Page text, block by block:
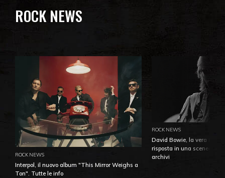
ROCK NEWS
ROCK NEWS
Interpol, il nuovo album "This Mirror Weighs a
Ton". Tutte le info
ROCK NEWS
David Bowie, la vera
risposta in una
archivi